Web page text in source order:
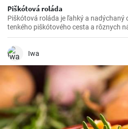
Piškótová roláda
Piškótová roláda je ľahký a nadýchaný
tenkého piškótového cesta a rôznych
Iwa